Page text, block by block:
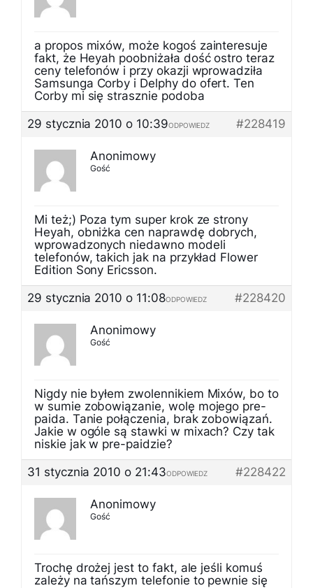
a propos mixów, może kogoś zainteresuje
fakt, że Heyah poobniżała dość ostro teraz
ceny telefonów i przy okazji wprowadziła
Samsunga Corby i Delphy do ofert. Ten
Corby mi się strasznie podoba
29 stycznia 2010 o 10:39
#228419
ODPOWIEDZ
Anonimowy
Gość
Mi też;) Poza tym super krok ze strony
Heyah, obniżka cen naprawdę dobrych,
wprowadzonych niedawno modeli
telefonów, takich jak na przykład Flower
Edition Sony Ericsson.
29 stycznia 2010 o 11:08
#228420
ODPOWIEDZ
Anonimowy
Gość
Nigdy nie byłem zwolennikiem Mixów, bo to
w sumie zobowiązanie, wolę mojego pre-
paida. Tanie połączenia, brak zobowiązań.
Jakie w ogóle są stawki w mixach? Czy tak
niskie jak w pre-paidzie?
31 stycznia 2010 o 21:43
#228422
ODPOWIEDZ
Anonimowy
Gość
Trochę drożej jest to fakt, ale jeśli komuś
zależy na tańszym telefonie to pewnie się